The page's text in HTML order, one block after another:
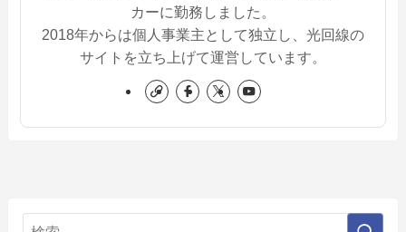
カーに勤務しました。
2018年からは個人事業主として独立し、光回線の
サイトを立ち上げて運営しています。